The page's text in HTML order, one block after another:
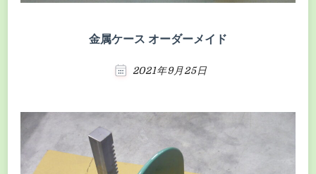
金属ケース オーダーメイド
2021年9月25日